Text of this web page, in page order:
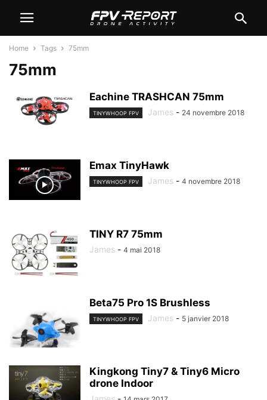
Home Tags 75mm
75mm
Eachine TRASHCAN 75mm
TINYWHOOP FPV James - 24 novembre 2018
Emax TinyHawk
TINYWHOOP FPV James - 4 novembre 2018
TINY R7 75mm
James - 4 mai 2018
Beta75 Pro 1S Brushless
TINYWHOOP FPV James - 5 janvier 2018
Kingkong Tiny7 & Tiny6 Micro
drone Indoor